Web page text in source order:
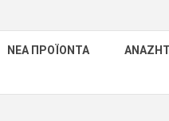
ΝΈΑ ΠΡΟΪΌΝΤΑ